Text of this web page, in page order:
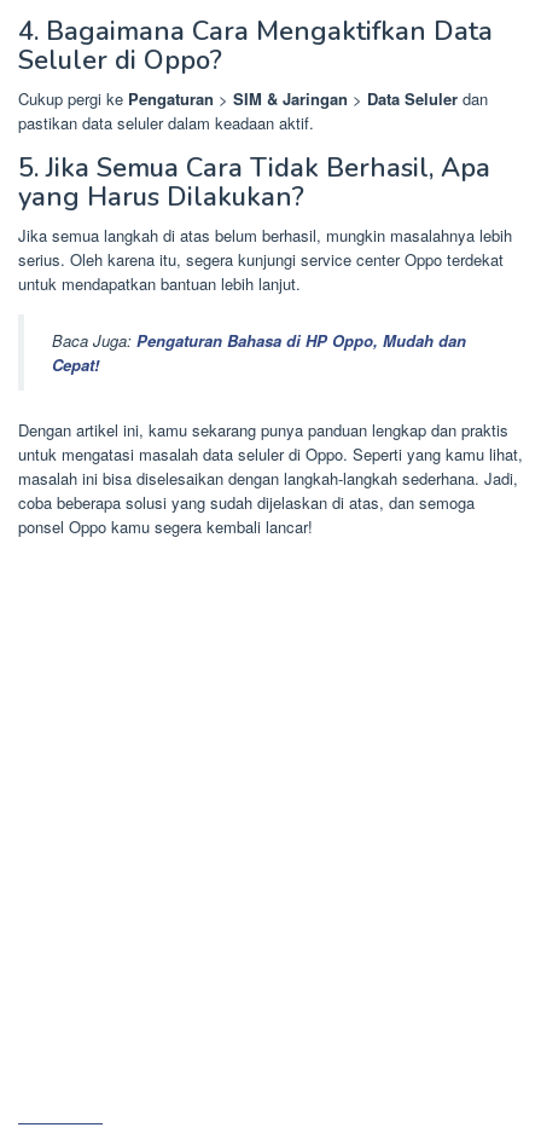
4. Bagaimana Cara Mengaktifkan Data
Seluler di Oppo?
Cukup pergi ke Pengaturan > SIM & Jaringan > Data Seluler dan
pastikan data seluler dalam keadaan aktif.
5. Jika Semua Cara Tidak Berhasil, Apa
yang Harus Dilakukan?
Jika semua langkah di atas belum berhasil, mungkin masalahnya lebih
serius. Oleh karena itu, segera kunjungi service center Oppo terdekat
untuk mendapatkan bantuan lebih lanjut.
Baca Juga: Pengaturan Bahasa di HP Oppo, Mudah dan
Cepat!
Dengan artikel ini, kamu sekarang punya panduan lengkap dan praktis
untuk mengatasi masalah data seluler di Oppo. Seperti yang kamu lihat,
masalah ini bisa diselesaikan dengan langkah-langkah sederhana. Jadi,
coba beberapa solusi yang sudah dijelaskan di atas, dan semoga
ponsel Oppo kamu segera kembali lancar!